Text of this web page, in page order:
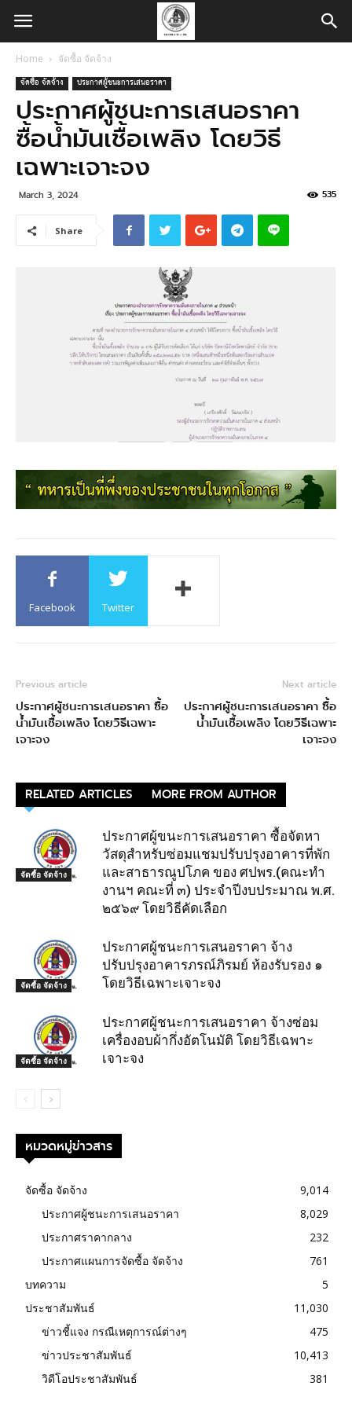
Home จัดซื้อ จัดจ้าง
จัดซื้อ จัดจ้าง ประกาศผู้ชนะการเสนอราคา
ประกาศผู้ชนะการเสนอราคา
ซื้อน้ำมันเชื้อเพลิง โดยวิธี
เฉพาะเจาะจง
March 3, 2024 535
Share
Facebook Twitter
Previous article
ประกาศผู้ชนะการเสนอราคา ซื้อ
น้ำมันเชื้อเพลิง โดยวิธีเฉพาะ
เจาะจง
Next article
ประกาศผู้ชนะการเสนอราคา ซื้อ
น้ำมันเชื้อเพลิง โดยวิธีเฉพาะ
เจาะจง
RELATED ARTICLES MORE FROM AUTHOR
จัดซื้อ จัดจ้าง
ประกาศผู้ขนะการเสนอราคา ซื้อจัดหา
วัสดุสำหรับซ่อมแชมปรับปรุงอาคารที่พัก
และสาธารณูปโภค ของ ศปพร.(คณะทำ
งานฯ คณะที่ ๓) ประจำปีงบประมาณ พ.ศ.
๒๕๖๙ โดยวิธีคัดเลือก
จัดซื้อ จัดจ้าง
ประกาศผู้ชนะการเสนอราคา จ้าง
ปรับปรุงอาคารภรณ์ภิรมย์ ห้องรับรอง ๑
โดยวิธีเฉพาะเจาะจง
จัดซื้อ จัดจ้าง
ประกาศผู้ชนะการเสนอราคา จ้างซ่อม
เครื่องอบผ้ากึ่งอัตโนมัติ โดยวิธีเฉพาะ
เจาะจง
หมวดหมู่ข่าวสาร
จัดซื้อ จัดจ้าง
9,014
ประกาศผู้ชนะการเสนอราคา
8,029
ประกาศราคากลาง
232
ประกาศแผนการจัดซื้อ จัดจ้าง
761
บทความ
5
ประชาสัมพันธ์
11,030
ข่าวชี้แจง กรณีเหตุการณ์ต่างๆ
475
ข่าวประชาสัมพันธ์
10,413
วิดีโอประชาสัมพันธ์
381